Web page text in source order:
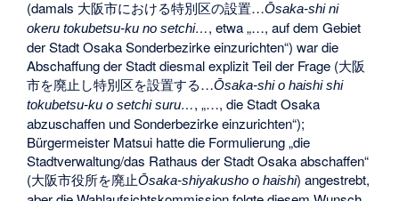
(damals 大阪市における特別区の設置…Ōsaka-shi ni
okeru tokubetsu-ku no setchi…, etwa „…, auf dem Gebiet
der Stadt Osaka Sonderbezirke einzurichten“) war die
Abschaffung der Stadt diesmal explizit Teil der Frage (大阪
市を廃止し特別区を設置する…Ōsaka-shi o haishi shi
tokubetsu-ku o setchi suru…, „…, die Stadt Osaka
abzuschaffen und Sonderbezirke einzurichten“);
Bürgermeister Matsui hatte die Formulierung „die
Stadtverwaltung/das Rathaus der Stadt Osaka abschaffen“
(大阪市役所を廃止Ōsaka-shiyakusho o haishi) angestrebt,